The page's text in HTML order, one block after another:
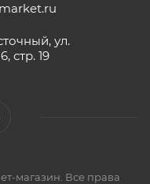
ул.
стр. 19
магазин. Все права